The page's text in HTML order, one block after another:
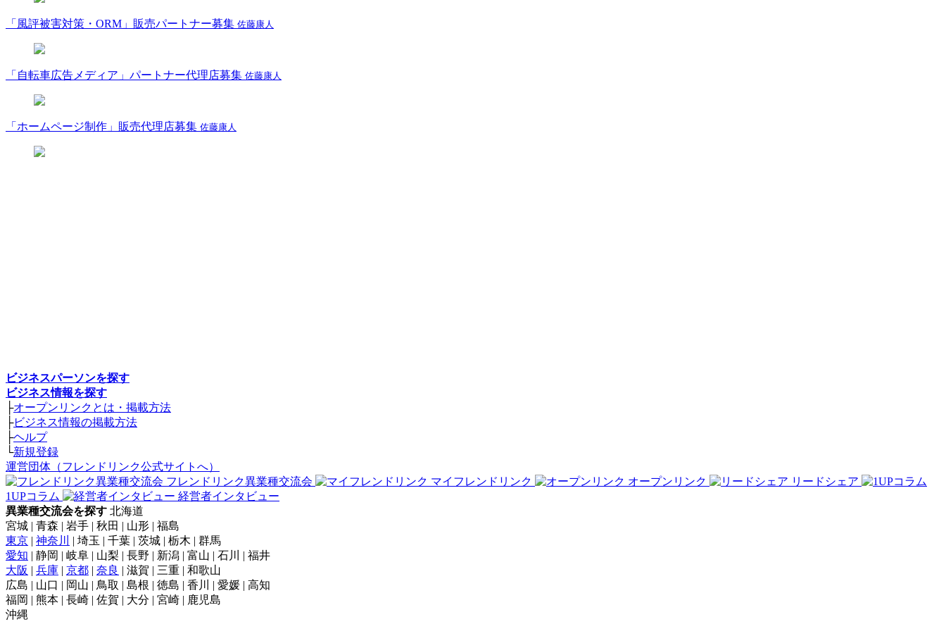
「風評被害対策・ORM」販売パートナー募集 佐藤康人
「自転車広告メディア」パートナー代理店募集 佐藤康人
「ホームページ制作」販売代理店募集 佐藤康人
ビジネスパーソンを探す
ビジネス情報を探す
├オープンリンクとは・掲載方法
├ビジネス情報の掲載方法
├ヘルプ
└新規登録
運営団体（フレンドリンク公式サイトへ）
フレンドリンク異業種交流会
マイフレンドリンク オープンリンク
リードシェア
1UPコラム
経営者インタビュー
異業種交流会を探す 北海道
宮城 | 青森 | 岩手 | 秋田 | 山形 | 福島
東京 | 神奈川
| 埼玉 | 千葉 | 茨城 | 栃木 | 群馬
愛知 | 静岡 | 岐阜 | 山梨 | 長野 | 新潟 | 富山 | 石川 | 福井
大阪 | 兵庫 | 京都 | 奈良 | 滋賀 | 三重 | 和歌山
広島 | 山口 | 岡山 | 鳥取 | 島根 | 徳島 | 香川 | 愛媛 | 高知
福岡 | 熊本 | 長崎 | 佐賀 | 大分 | 宮崎 | 鹿児島
沖縄